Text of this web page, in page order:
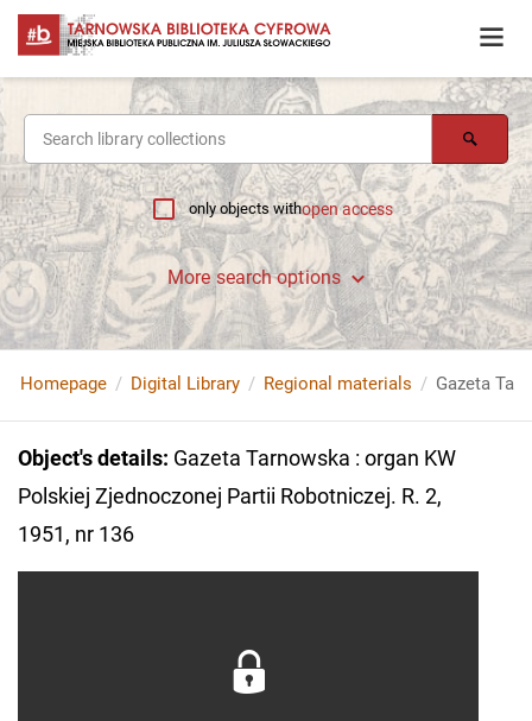
only objects withopen access
More search options
Homepage Digital Library Regional materials
Object's details: Gazeta Tarnowska : organ KW
Polskiej Zjednoczonej Partii Robotniczej. R. 2,
1951, nr 136